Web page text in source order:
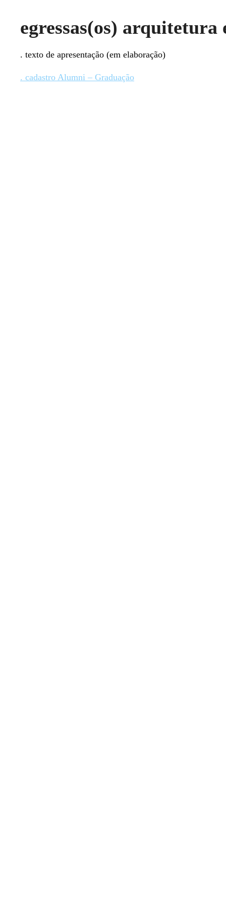
egressas(os)
. texto de apresentação (em elaboração)
. cadastro Alumni – Graduação